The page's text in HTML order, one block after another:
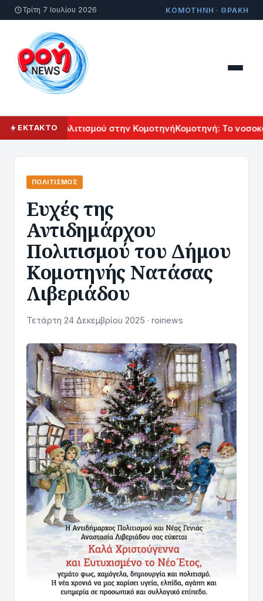
Τρίτη 7 Ιουλίου 2026 ΚΟΜΟΤΗΝΗ · ΘΡΑΚΗ
ΕΚΤΑΚΤΟΠολιτισμού στην ΚομοτηνήΚομοτηνή: Το
ΠΟΛΙΤΙΣΜΌΣ
Ευχές της
Αντιδημάρχου
Πολιτισμού του Δήμου
Κομοτηνής Νατάσας
Λιβεριάδου
Τετάρτη 24 Δεκεμβρίου 2025 · roinews